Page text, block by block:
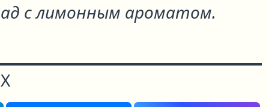
с лимонным ароматом.